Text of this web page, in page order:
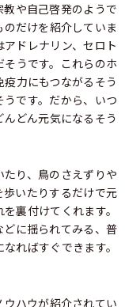
や自己啓発のようで
だけを紹介していま
ドレナリン、セロト
うです。これらのホ
力にもつながるそう
です。だから、いつ
どん元気になるそう
り、鳥のさえずりや
いたりするだけで元
裏付けてくれます。
に揺られてみる、普
ればすぐできます。
ハウが紹介されてい